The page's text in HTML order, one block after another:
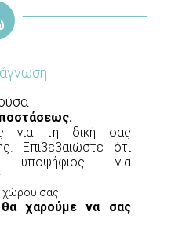
για τη δική σας
Επιβεβαιώστε ότι
υποψήφιος για
χώρου σας.
χαρούμε να σας